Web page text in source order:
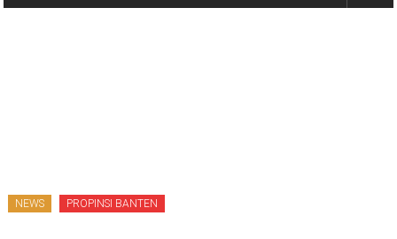
terpercaya
NEWS PROPINSI BANTEN